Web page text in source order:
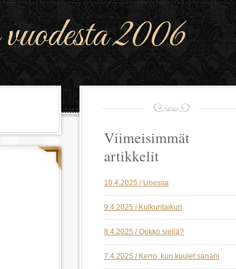
2006
Viimeisimmät
artikkelit
10.4.2025 / Unessa
9.4.2025 / Kulkuritaikuri
8.4.2025 / Ookko siellä?
7.4.2025 / Kerro, kun kuulet sanani